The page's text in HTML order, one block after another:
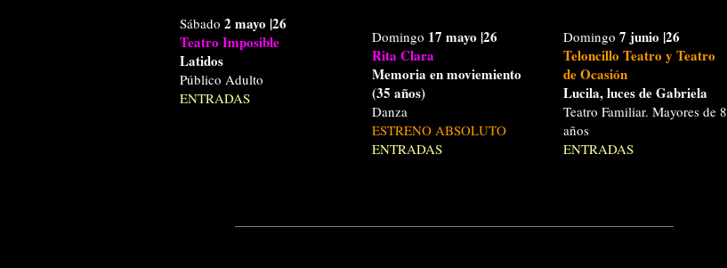
Sábado 2 mayo |26
Teatro Imposible
Latidos
Público Adulto
ENTRADAS
Domingo 17 mayo |26
Rita Clara
Memoria en moviemiento
(35 años)
Danza
ESTRENO ABSOLUTO
ENTRADAS
Domingo7 junio |26
Teloncillo Teatro y Teatro
de Ocasión
Lucila, luces de Gabriela
Teatro Familiar. Mayores de 8
años
ENTRADAS